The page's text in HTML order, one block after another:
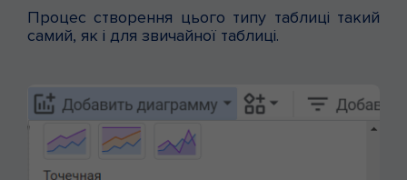
Процес створення цього типу таблиці такий
самий, як і для звичайної таблиці.